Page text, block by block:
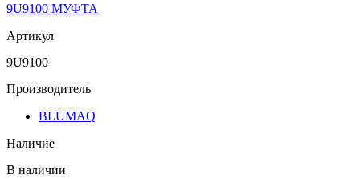
9U9100 МУФТА
Артикул
9U9100
Производитель
BLUMAQ
Наличие
В наличии